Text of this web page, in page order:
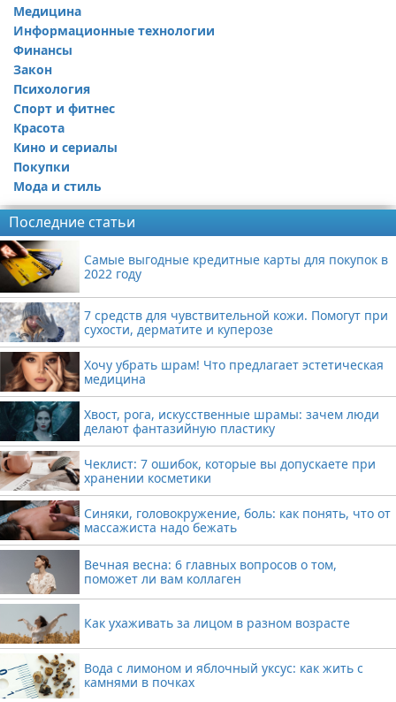
Медицина
Информационные технологии
Финансы
Закон
Психология
Спорт и фитнес
Красота
Кино и сериалы
Покупки
Мода и стиль
Последние статьи
Самые выгодные кредитные карты для покупок в
2022 году
7 средств для чувствительной кожи. Помогут при
сухости, дерматите и куперозе
Хочу убрать шрам! Что предлагает эстетическая
медицина
Хвост, рога, искусственные шрамы: зачем люди
делают фантазийную пластику
Чеклист: 7 ошибок, которые вы допускаете при
хранении косметики
Синяки, головокружение, боль: как понять, что от
массажиста надо бежать
Вечная весна: 6 главных вопросов о том,
поможет ли вам коллаген
Как ухаживать за лицом в разном возрасте
Вода с лимоном и яблочный уксус: как жить с
камнями в почках